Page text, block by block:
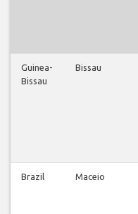
Guinea-
Bissau
Bissau
Brazil Maceio